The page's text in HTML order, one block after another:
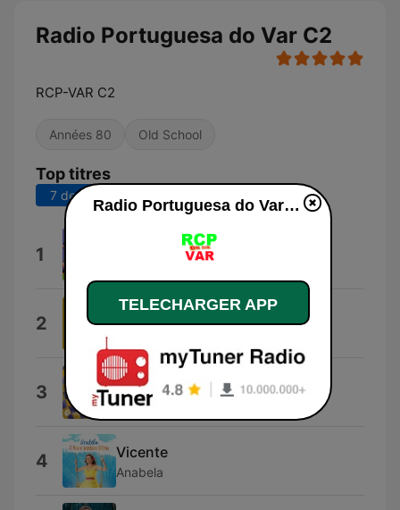
Radio Portuguesa do Var C2
RCP-VAR C2
Années 80 Old School
Top titres
7 derniers jours
1 Por Amor Casei um Dia
Mundo Novo
2 Adeus Lagoa dos Gatos
3 Fala-me de Amor 2024
Santos & Pecadores
4 Vicente
Anabela
Radio Portuguesa do Var C2 en ligne
TELECHARGER APP